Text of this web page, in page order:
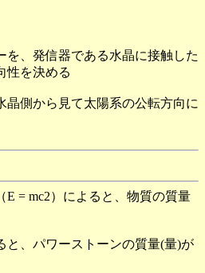
を、発信器である水晶に接触した
性を決める
晶側から見て太陽系の公転方向に
E = mc2）によると、物質の質量
と、パワーストーンの質量(量)が